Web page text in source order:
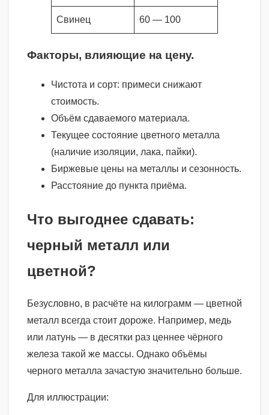
Свинец 60 — 100
Факторы, влияющие на цену.
Чистота и сорт: примеси снижают
стоимость.
Объём сдаваемого материала.
Текущее состояние цветного металла
(наличие изоляции, лака, пайки).
Биржевые цены на металлы и сезонность.
Расстояние до пункта приёма.
Что выгоднее сдавать:
черный металл или
цветной?
Безусловно, в расчёте на килограмм — цветной
металл всегда стоит дороже. Например, медь
или латунь — в десятки раз ценнее чёрного
железа такой же массы. Однако объёмы
черного металла зачастую значительно больше.
Для иллюстрации: